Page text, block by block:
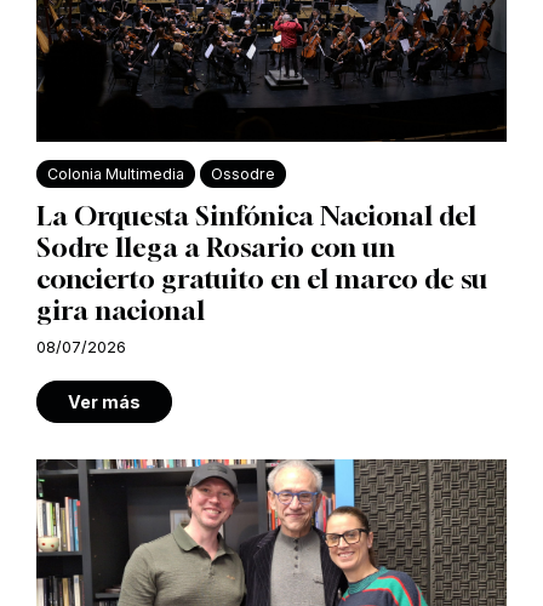
Colonia Multimedia Ossodre
La Orquesta Sinfónica Nacional del
Sodre llega a Rosario con un
concierto gratuito en el marco de su
gira nacional
08/07/2026
Ver más